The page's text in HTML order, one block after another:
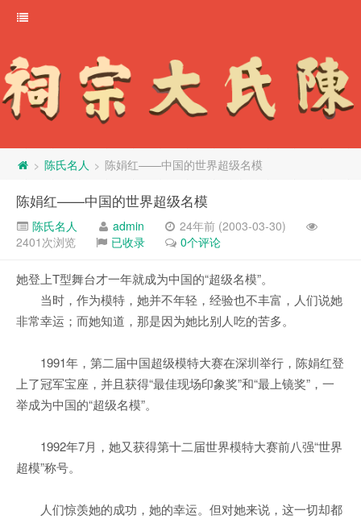
> 陈氏名人 > 陈娟红——中国的世界超级名模
陈娟红——中国的世界超级名模
陈氏名人 admin
24年前 (2003-03-30)
2401次浏览
已收录 0个评论
她登上T型舞台才一年就成为中国的“超级名模”。
当时，作为模特，她并不年轻，经验也不丰富，人们说她
非常幸运；而她知道，那是因为她比别人吃的苦多。
1991年，第二届中国超级模特大赛在深圳举行，陈娟红登
上了冠军宝座，并且获得“最佳现场印象奖”和“最上镜奖”，一
举成为中国的“超级名模”。
1992年7月，她又获得第十二届世界模特大赛前八强“世界
超模”称号。
人们惊羡她的成功，她的幸运。但对她来说，这一切却都